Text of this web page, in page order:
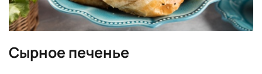
Сырное печенье